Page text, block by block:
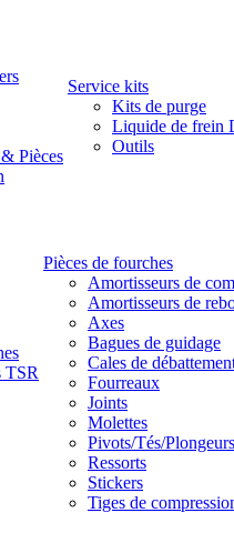
Pièces
Service kits
Kits de purge
Liquide de frein
Outils
TSR
Pièces de fourches
Amortisseurs de
Amortisseurs de
Axes
Bagues de guidage
Cales de
Fourreaux
Joints
Molettes
Pivots/Tés/Plongeurs
Ressorts
Stickers
Tiges de